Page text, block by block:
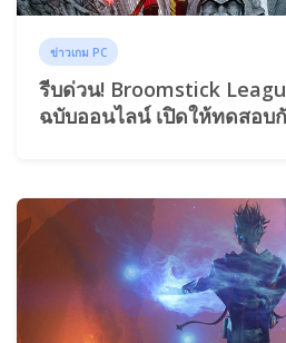
ข่าวเกม PC
รีบด่วน! Broomstick
ฉบับออนไลน์ เปิดให้ทดสอบ